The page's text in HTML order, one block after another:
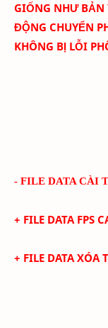
GIỐNG NHƯ BẢN
ĐỘNG CHUYỂN
KHÔNG BỊ LỖI
- FILE DATA CÀI
+ FILE DATA FPS
+ FILE DATA XÓA